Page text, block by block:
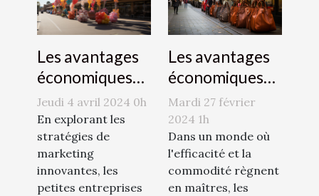
Les avantages
économiques
de la publicité
par
montgolfière
pour les petites
entreprises
Jeudi 4 avril 2024 0h
En explorant les
stratégies de
marketing
innovantes, les
petites entreprises
Les avantages
économiques
des zones de
dépose-minute
pour les
commerces
locaux
Mardi 27 février
2024 1h
Dans un monde où
l'efficacité et la
commodité règnent
en maîtres, les